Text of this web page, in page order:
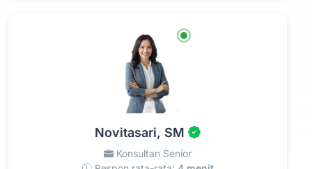
Novitasari, SM
Konsultan Senior